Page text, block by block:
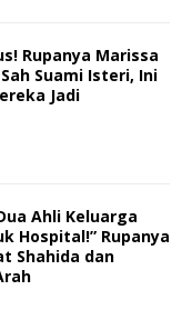
Rupanya Marissa
Suami Isteri, Ini
Jadi
Ahli Keluarga
Hospital!” Rupanya
Shahida dan